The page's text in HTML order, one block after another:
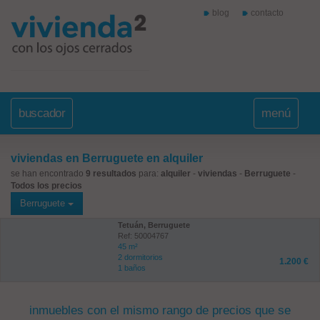
blog contacto
buscador menú
viviendas en Berruguete en alquiler
se han encontrado 9 resultados para: alquiler - viviendas - Berruguete -
Todos los precios
Berruguete
Tetuán, Berruguete
Ref: 50004767
45 m²
2 dormitorios
1 baños
1.200 €
inmuebles con el mismo rango de precios que se